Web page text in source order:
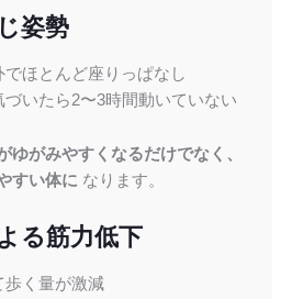
姿勢
でほとんど座りっぱなし
いたら2〜3時間動いていない
ゆがみやすくなるだけでなく、
すい体に なります。
る筋力低下
歩く量が激減